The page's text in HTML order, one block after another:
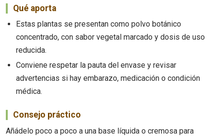
Qué aporta
Estas plantas se presentan como polvo botánico
concentrado, con sabor vegetal marcado y dosis de uso
reducida.
Conviene respetar la pauta del envase y revisar
advertencias si hay embarazo, medicación o condición
médica.
Consejo práctico
Añádelo poco a poco a una base líquida o cremosa para